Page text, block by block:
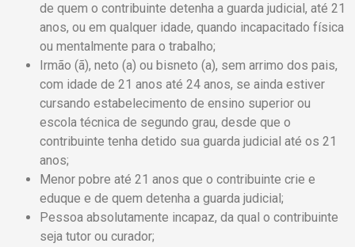
de quem o contribuinte detenha a guarda judicial, até 21
anos, ou em qualquer idade, quando incapacitado física
ou mentalmente para o trabalho;
Irmão (ã), neto (a) ou bisneto (a), sem arrimo dos pais,
com idade de 21 anos até 24 anos, se ainda estiver
cursando estabelecimento de ensino superior ou
escola técnica de segundo grau, desde que o
contribuinte tenha detido sua guarda judicial até os 21
anos;
Menor pobre até 21 anos que o contribuinte crie e
eduque e de quem detenha a guarda judicial;
Pessoa absolutamente incapaz, da qual o contribuinte
seja tutor ou curador;